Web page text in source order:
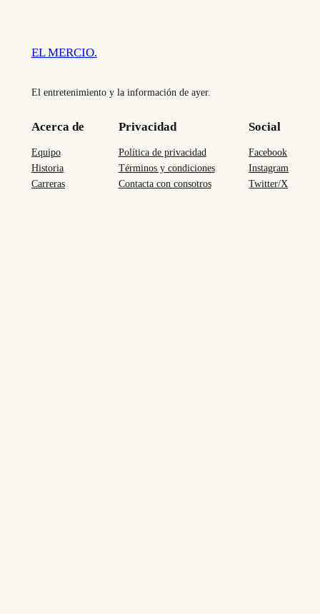
EL MERCIO.
El entretenimiento y la información de ayer.
Acerca de
Equipo
Historia
Carreras
Privacidad
Política de privacidad
Términos y condiciones
Contacta con consotros
Social
Facebook
Instagram
Twitter/X